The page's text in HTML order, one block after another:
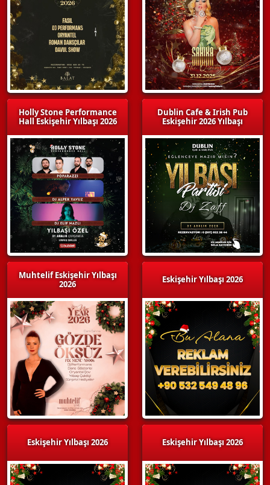
Holly Stone Performance
Hall Eskişehir Yılbaşı 2026
Muhtelif Eskişehir Yılbaşı
2026
Eskişehir Yılbaşı 2026
Dublin Cafe & Irish Pub
Eskişehir 2026 Yılbaşı
Eskişehir Yılbaşı 2026
Eskişehir Yılbaşı 2026